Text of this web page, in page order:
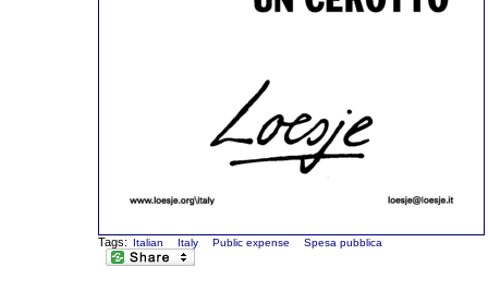
Tags: Italian Italy Public expense Spesa pubblica